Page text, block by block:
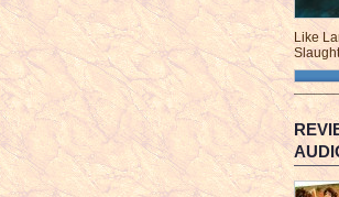
Like